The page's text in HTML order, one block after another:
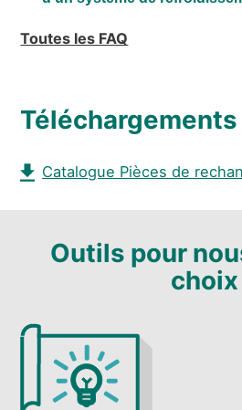
Toutes les FAQ
Téléchargements
Catalogue Pièces de
Outils pour
choix